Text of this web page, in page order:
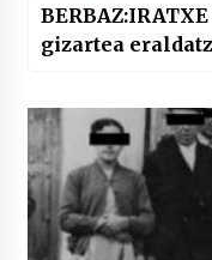
gizartea